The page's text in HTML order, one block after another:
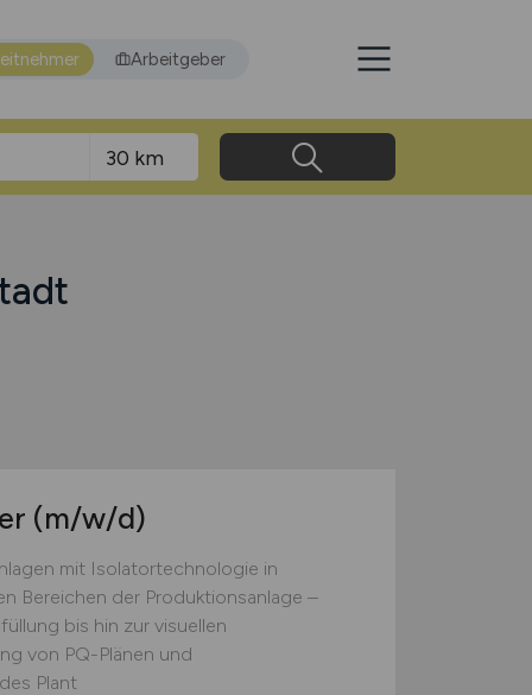
Arbeitgeber
(m/w/d)
mit Isolatortechnologie in
Bereichen der Produktionsanlage –
bis hin zur visuellen
von PQ-Plänen und
Plant